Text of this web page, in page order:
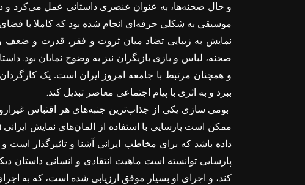
و حال صحنه‌ها، به عنوان عنصری داستانی عمل می‌کرد و
موسیقی به شکلی حرفه‌ای انجام شده بود که کاملا با
نمایش به زیبایی تضاد میان ثروت و فقر، قدرت و ضعف و
صحنه، لباس و بازی بازیگران نیز به وضوح نمایان بود.
و همچنان مرتبط با جامعه امروز ایران است. یک کارگردان
ببرد و به اثری با پیام اجتماعی معاصر تبدیل کند.
بومی سازی یکی از جذاب‌ترین جنبه‌های هر اقتباس
ممکن است پارسایی با استفاده از المان‌های نمایش ایرانی
داده باشد که برای مخاطب ایرانی آشنا و تاثیرگذار است
پارسایی توانسته است ماهیت انتقادی و انسانی داستان
کند، و اجرای او بسیار موفق ارزیابی شده است، که به